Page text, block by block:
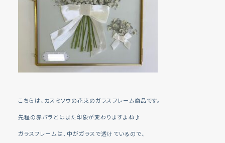
こちらは、カスミソウの花束のガラスフレーム商品です。
先程の赤バラとはまた印象が変わりますよね♪
ガラスフレームは、中がガラスで透けているので、